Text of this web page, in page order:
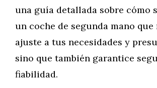
una guía detallada sobre cómo
un coche de segunda mano que
ajuste a tus necesidades y
sino que también garantice
fiabilidad.